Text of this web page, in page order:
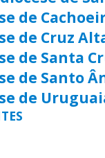
de
de Cruz
de Santa
de Santo
de